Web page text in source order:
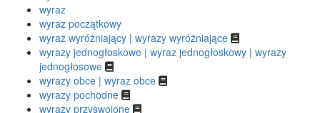
wyraz
wyraz początkowy
wyraz wyróżniający | wyrazy wyróżniające
wyrazy jednogłoskowe | wyraz jednogłoskowy | wyrazy
jednogłosowe
wyrazy obce | wyraz obce
wyrazy pochodne
wyrazy przyswojone